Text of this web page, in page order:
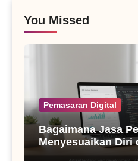
You Missed
Pemasaran Digital
Bagaimana Jasa
Menyesuaikan Diri
SEO Masa Kini